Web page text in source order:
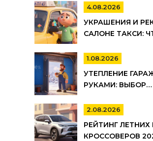
НА АВТО
4.08.2026
УКРАШЕНИЯ И
САЛОНЕ ТАКСИ:
ПРАВИЛАМ
1.08.2026
УТЕПЛЕНИЕ
РУКАМИ: ВЫБОР
ТЕХНОЛОГИЯ
2.08.2026
РЕЙТИНГ
КРОССОВЕРОВ